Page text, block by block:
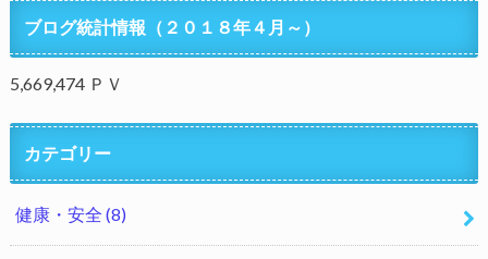
ブログ統計情報（２０１８年４月～）
5,669,474 ＰＶ
カテゴリー
健康・安全 (8)